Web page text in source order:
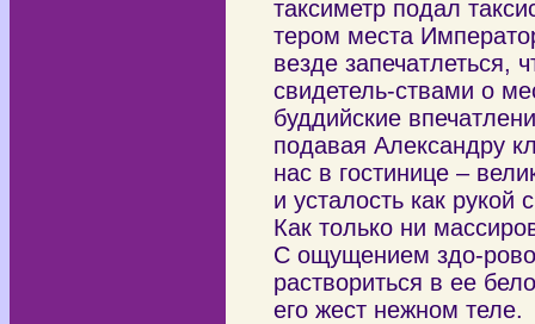
таксиметр подал
тером места
везде запечатлеться,
свидетель-ствами о
буддийские
подавая Александру
нас в гостинице –
и усталость как рукой
Как только ни
С ощущением здо-
раствориться в ее
его жест нежном теле.